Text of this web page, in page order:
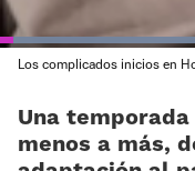
Time
0:02
Loaded
Los complicados inicios en
Una
menos a más,